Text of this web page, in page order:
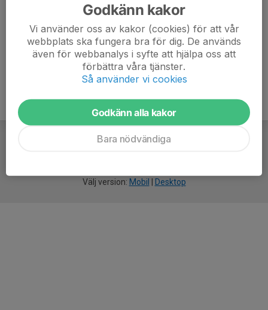
Välj version: Mobil Desktop
Godkänn kakor
Vi använder oss av kakor (cookies) för att vår
webbplats ska fungera bra för dig. De används
även för webbanalys i syfte att hjälpa oss att
förbättra våra tjänster.
Så använder vi cookies
Godkänn alla kakor
Bara nödvändiga